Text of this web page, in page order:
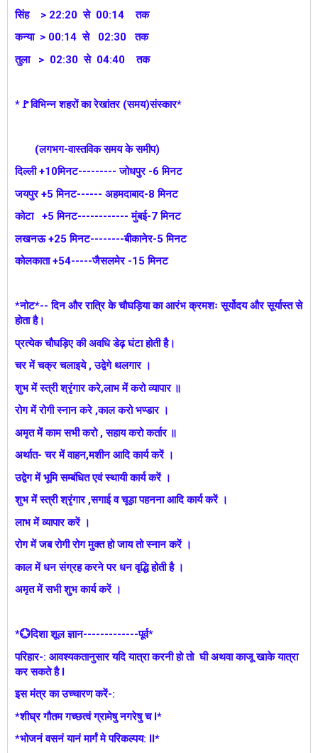
सिंह > 22:20 से 00:14 तक
कन्या > 00:14 से 02:30 तक
तुला > 02:30 से 04:40 तक
*🚩विभिन्न शहरों का रेखांतर (समय)संस्कार*
(लगभग-वास्तविक समय के समीप)
दिल्ली +10मिनट--------- जोधपुर -6 मिनट
जयपुर +5 मिनट------ अहमदाबाद-8 मिनट
कोटा +5 मिनट------------ मुंबई-7 मिनट
लखनऊ +25 मिनट--------बीकानेर-5 मिनट
कोलकाता +54-----जैसलमेर -15 मिनट
*नोट*-- दिन और रात्रि के चौघड़िया का आरंभ क्रमशः सूर्योदय और सूर्यास्त से
होता है।
प्रत्येक चौघड़िए की अवधि डेढ़ घंटा होती है।
चर में चक्र चलाइये , उद्वेगे थलगार ।
शुभ में स्त्री श्रृंगार करे,लाभ में करो व्यापार ॥
रोग में रोगी स्नान करे ,काल करो भण्डार ।
अमृत में काम सभी करो , सहाय करो कर्तार ॥
अर्थात- चर में वाहन,मशीन आदि कार्य करें ।
उद्वेग में भूमि सम्बंधित एवं स्थायी कार्य करें ।
शुभ में स्त्री श्रृंगार ,सगाई व चूड़ा पहनना आदि कार्य करें ।
लाभ में व्यापार करें ।
रोग में जब रोगी रोग मुक्त हो जाय तो स्नान करें ।
काल में धन संग्रह करने पर धन वृद्धि होती है ।
अमृत में सभी शुभ कार्य करें ।
*💮दिशा शूल ज्ञान-------------पूर्व*
परिहार-: आवश्यकतानुसार यदि यात्रा करनी हो तो घी अथवा काजू खाके यात्रा
कर सकते है l
इस मंत्र का उच्चारण करें-:
*शीघ्र गौतम गच्छत्वं ग्रामेषु नगरेषु च l*
*भोजनं वसनं यानं मार्गं मे परिकल्पय: ll*